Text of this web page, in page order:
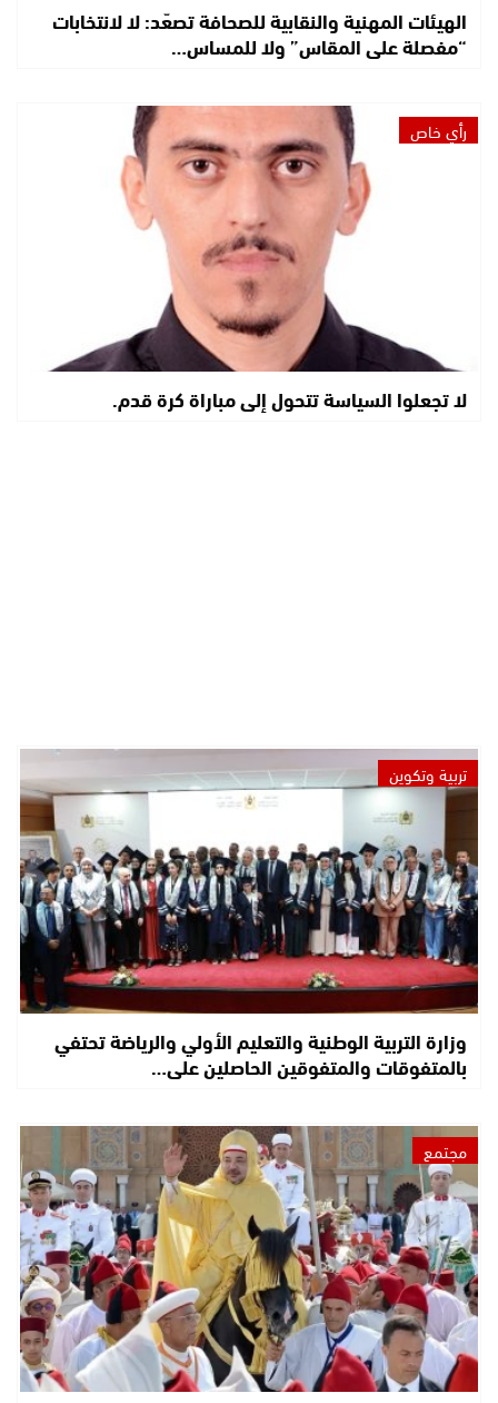
الهيئات المهنية والنقابية للصحافة تصعّد: لا لانتخابات
“مفصلة على المقاس” ولا للمساس…
رأي خاص
لا تجعلوا السياسة تتحول إلى مباراة كرة قدم.
تربية وتكوين
وزارة التربية الوطنية والتعليم الأولي والرياضة تحتفي
بالمتفوقات والمتفوقين الحاصلين على…
مجتمع